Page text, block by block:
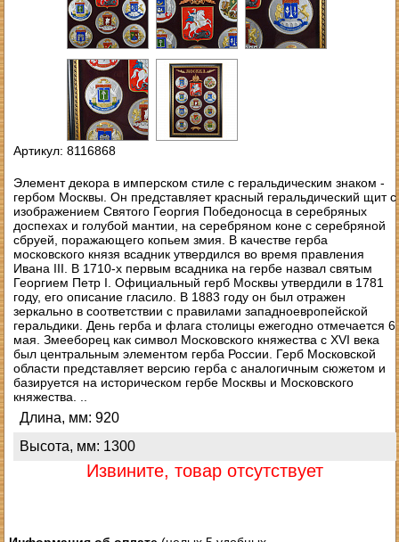
Артикул: 8116868
Элемент декора в имперском стиле с геральдическим знаком -
гербом Москвы. Он представляет красный геральдический щит с
изображением Святого Георгия Победоносца в серебряных
доспехах и голубой мантии, на серебряном коне с серебряной
сбруей, поражающего копьем змия. В качестве герба
московского князя всадник утвердился во время правления
Ивана III. В 1710-х первым всадника на гербе назвал святым
Георгием Петр I. Официальный герб Москвы утвердили в 1781
году, его описание гласило. В 1883 году он был отражен
зеркально в соответствии с правилами западноевропейской
геральдики. День герба и флага столицы ежегодно отмечается 6
мая. Змееборец как символ Московского княжества с XVI века
был центральным элементом герба России. Герб Московской
области представляет версию герба с аналогичным сюжетом и
базируется на историческом гербе Москвы и Московского
княжества. ..
Длина, мм: 920
Высота, мм: 1300
Извините, товар отсутствует